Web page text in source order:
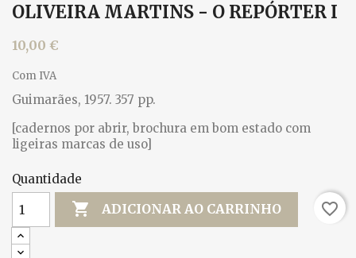
OLIVEIRA MARTINS - O REPÓRTER I
10,00 €
Com IVA
Guimarães, 1957. 357 pp.
[cadernos por abrir, brochura em bom estado com
ligeiras marcas de uso]
Quantidade
 ADICIONAR AO CARRINHO favorite_border